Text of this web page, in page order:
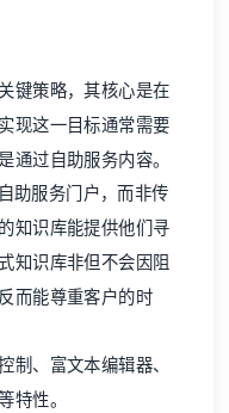
键策略，其核心是在
现这一目标通常需要
过自助服务内容。
助服务门户，而非传
知识库能提供他们寻
知识库非但不会因阻
而能尊重客户的时
制、富文本编辑器、
特性。